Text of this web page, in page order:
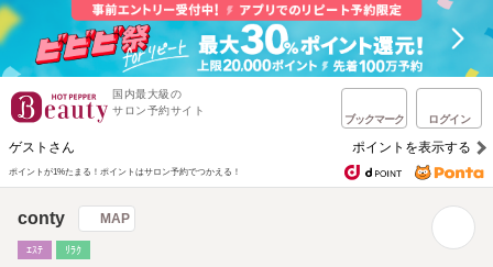
国内最大級の
サロン予約サイト
ブックマーク ログイン
ゲストさん ポイントを表示する
ポイントが1%たまる！ ポイントはサロン予約でつかえる！
conty MAP
ｴｽﾃ ﾘﾗｸ